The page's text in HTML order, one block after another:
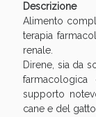
Descrizione
Alimento
terapia
renale.
Direne, sia da
supporto
cane e del